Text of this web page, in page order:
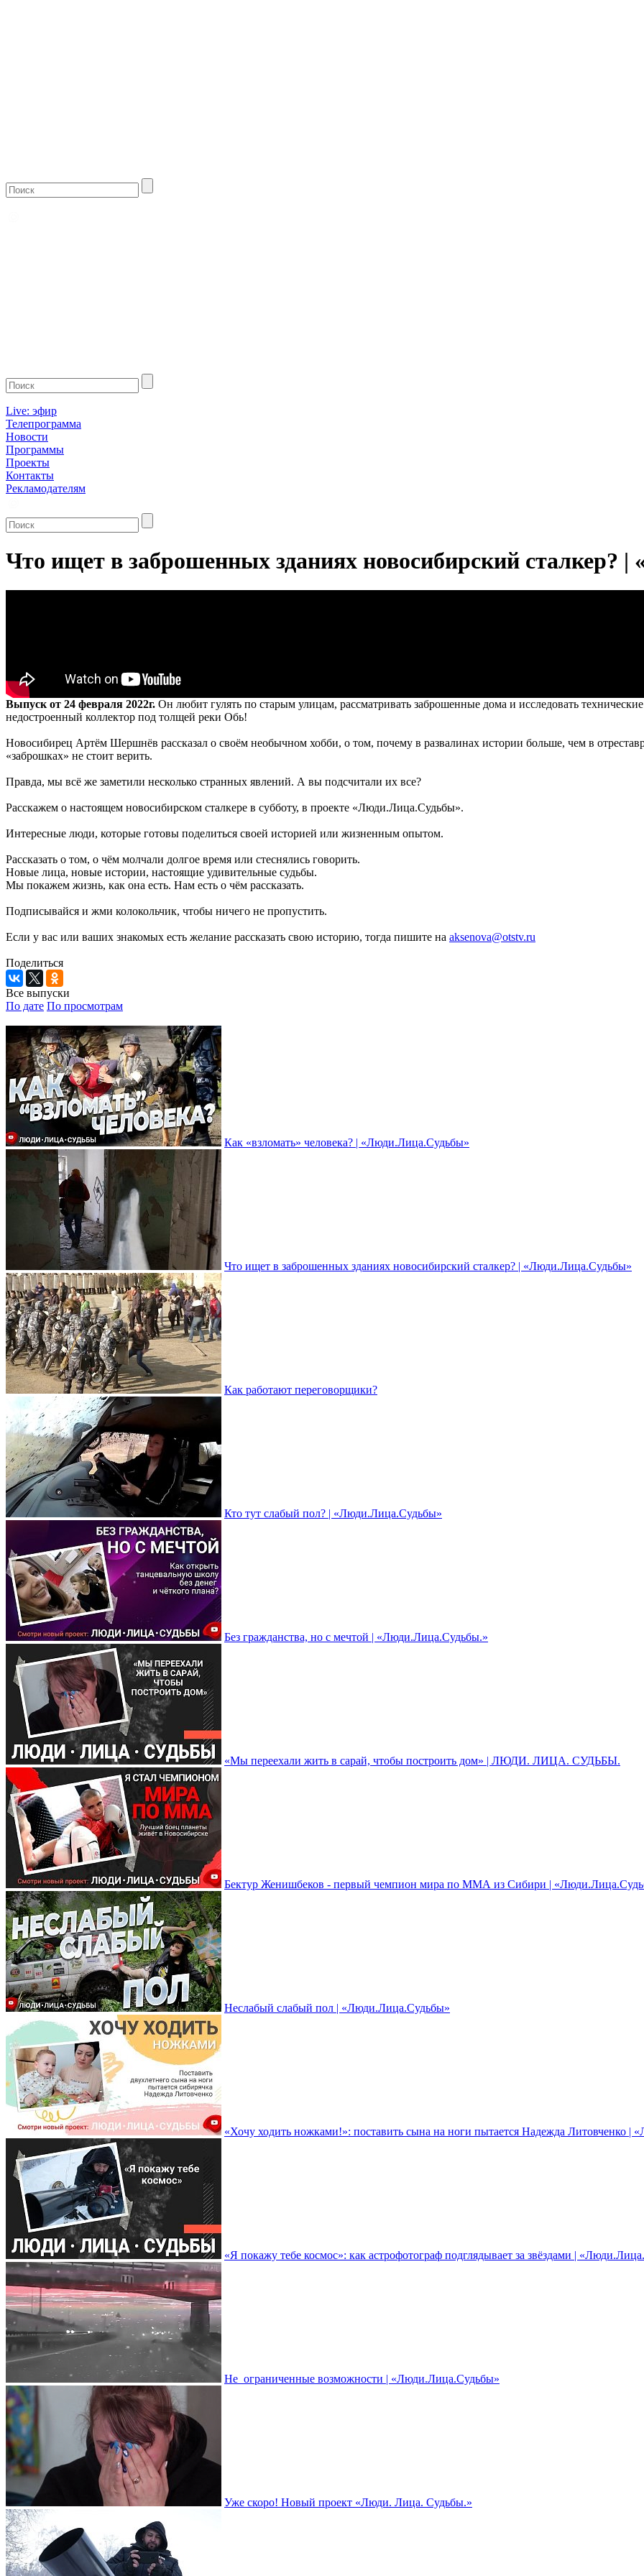
Live: эфир
Телепрограмма
Новости
Программы
Проекты
Контакты
Рекламодателям
Что ищет в заброшенных зданиях новосибирский сталкер?
Выпуск от 24 февраля 2022г. Он любит гулять по старым улицам, рассматривать заброшенные дома и исследовать
недостроенный коллектор под толщей реки Обь!
Новосибирец Артём Шершнёв рассказал о своём необычном хобби, о том, почему в развалинах истории больше, чем в
«заброшках» не стоит верить.
Правда, мы всё же заметили несколько странных явлений. А вы подсчитали их все?
Расскажем о настоящем новосибирском сталкере в субботу, в проекте «Люди.Лица.Судьбы».
Интересные люди, которые готовы поделиться своей историей или жизненным опытом.
Рассказать о том, о чём молчали долгое время или стеснялись говорить.
Новые лица, новые истории, настоящие удивительные судьбы.
Мы покажем жизнь, как она есть. Нам есть о чём рассказать.
Подписывайся и жми колокольчик, чтобы ничего не пропустить.
Если у вас или ваших знакомых есть желание рассказать свою историю, тогда пишите на aksenova@otstv.ru
Поделиться
Все выпуски
По дате По просмотрам
Как «взломать» человека? | «Люди.Лица.Судьбы»
Что ищет в заброшенных зданиях новосибирский сталкер? | «Люди.Лица.Судьбы»
Как работают переговорщики?
Кто тут слабый пол? | «Люди.Лица.Судьбы»
Без гражданства, но с мечтой | «Люди.Лица.Судьбы.»
«Мы переехали жить в сарай, чтобы построить дом» | ЛЮДИ. ЛИЦА. СУДЬБЫ.
Бектур Женишбеков - первый чемпион мира по ММА из Сибири |
Неслабый слабый пол | «Люди.Лица.Судьбы»
«Хочу ходить ножками!»: поставить сына на ноги пытается Надежда Литовченко |
«Я покажу тебе космос»: как астрофотограф подглядывает за звёздами |
Не_ограниченные возможности | «Люди.Лица.Судьбы»
Уже скоро! Новый проект «Люди. Лица. Судьбы.»